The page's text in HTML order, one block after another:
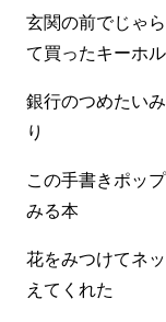
玄関の前でじゃ
て買ったキーホ
銀行のつめたい
り
この手書きポッ
みる本
花をみつけてネ
えてくれた